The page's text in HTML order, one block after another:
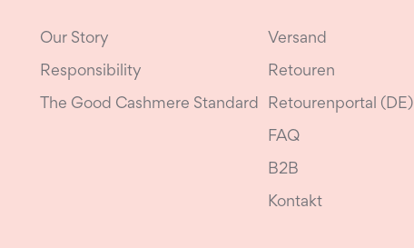
Our Story
Responsibility
The Good Cashmere Standard
Versand
Retouren
Retourenportal (DE)
FAQ
B2B
Kontakt